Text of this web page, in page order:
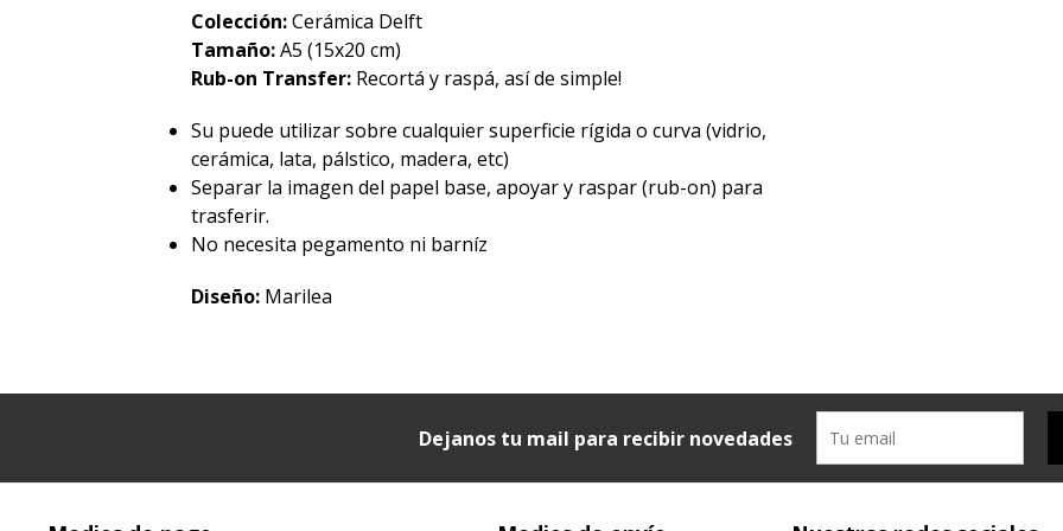
Colección:Cerámica Delft
Tamaño:A5 (15x20 cm)
Rub-on Transfer: Recortá y raspá, así de simple!
Su puede utilizar sobre cualquier superficie rígida o curva (vidrio,
cerámica, lata, pálstico, madera, etc)
Separar la imagen del papel base, apoyar y raspar (rub-on) para
trasferir.
No necesita pegamento ni barníz
Diseño: Marilea
Dejanos tu mail para recibir novedades